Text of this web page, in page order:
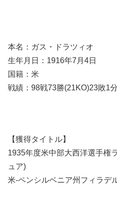
本名：ガス・ドラツィオ
生年月日：1916年7月4日
国籍：米
戦績：98戦73勝(21KO)23敗1
【獲得タイトル】
1935年度米中部大西洋選手権
ュア)
米-ペンシルベニア州フィラデ